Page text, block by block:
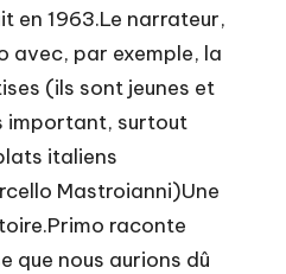
en 1963.Le narrateur,
avec, par exemple, la
(ils sont jeunes et
important, surtout
italiens
Mastroianni)Une
raconte
que nous aurions dû